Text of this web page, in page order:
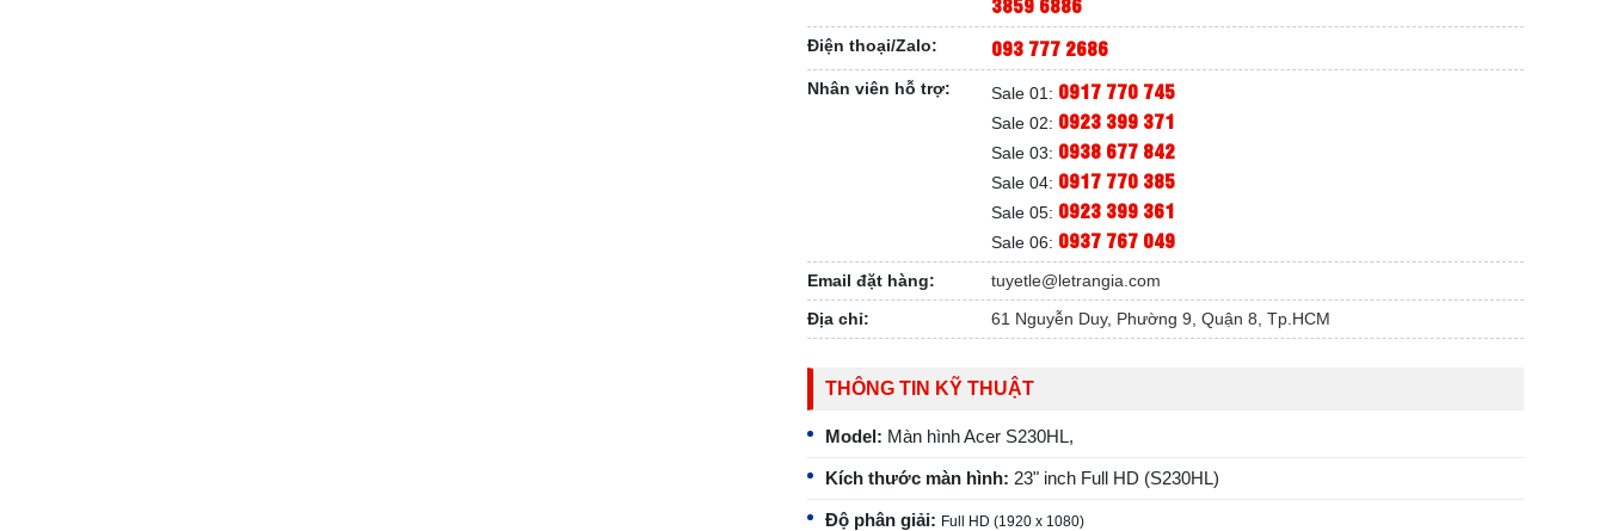
Điện thoại/Zalo: 093 777 2686
Nhân viên hỗ trợ: Sale 01: 0917 770 745
Sale 02: 0923 399 371
Sale 03: 0938 677 842
Sale 04: 0917 770 385
Sale 05: 0923 399 361
Sale 06: 0937 767 049
Email đặt hàng:
tuyetle@letrangia.com
Địa chỉ:
61 Nguyễn Duy, Phường 9, Quận 8, Tp.HCM
THÔNG TIN KỸ THUẬT
Model: Màn hình Acer S230HL,
Kích thước màn hình: 23" inch Full HD (S230HL)
Độ phân giải: Full HD (1920 x 1080)